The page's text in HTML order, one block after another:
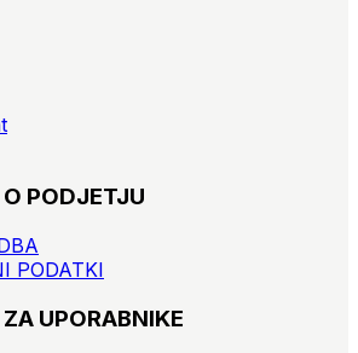
PODJETJU
PODATKI
UPORABNIKE